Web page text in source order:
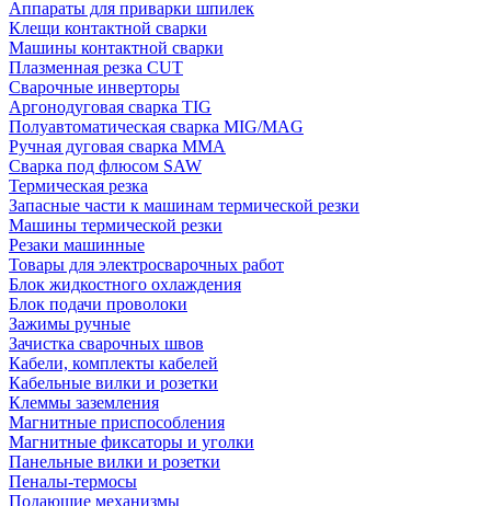
Аппараты для приварки шпилек
Клещи контактной сварки
Машины контактной сварки
Плазменная резка CUT
Сварочные инверторы
Аргонодуговая сварка TIG
Полуавтоматическая сварка MIG/MAG
Ручная дуговая сварка MMA
Сварка под флюсом SAW
Термическая резка
Запасные части к машинам термической резки
Машины термической резки
Резаки машинные
Товары для электросварочных работ
Блок жидкостного охлаждения
Блок подачи проволоки
Зажимы ручные
Зачистка сварочных швов
Кабели, комплекты кабелей
Кабельные вилки и розетки
Клеммы заземления
Магнитные приспособления
Магнитные фиксаторы и уголки
Панельные вилки и розетки
Пеналы-термосы
Подающие механизмы